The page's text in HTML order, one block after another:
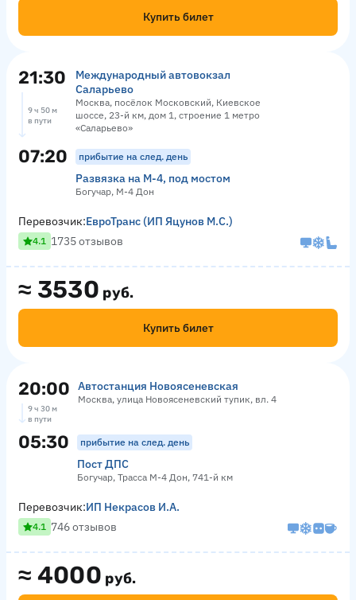
Купить билет
21:30
Международный автовокзал
Саларьево
Москва, посёлок Московский, Киевское
шоссе, 23-й км, дом 1, строение 1 метро
«Саларьево»
9 ч 50 м
в пути
07:20 прибытие на след. день
Развязка на М-4, под мостом
Богучар, М-4 Дон
≈ 3530 руб.
Купить билет
Перевозчик:ЕвроТранс (ИП Яцунов М.С.)
4.1 1735 отзывов
20:00 Автостанция Новоясеневская
Москва, улица Новоясеневский тупик, вл. 4
9 ч 30 м
в пути
05:30 прибытие на след. день
Пост ДПС
Богучар, Трасса М-4 Дон, 741-й км
≈ 4000 руб.
Перевозчик:ИП Некрасов И.А.
4.1 746 отзывов